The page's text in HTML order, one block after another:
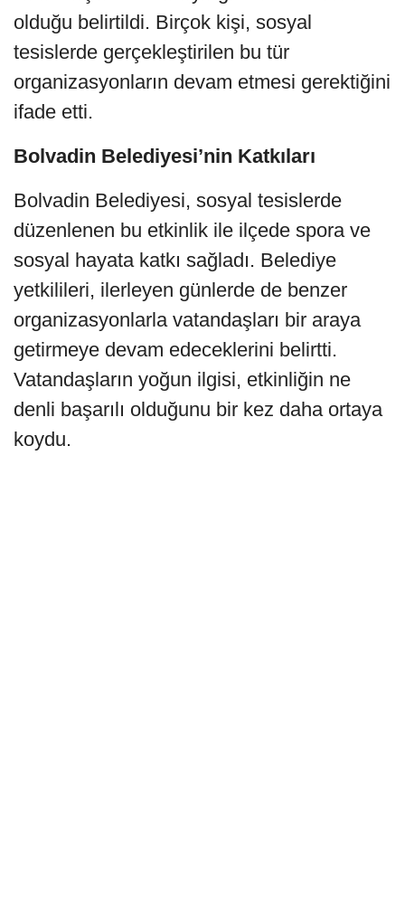
olduğu belirtildi. Birçok kişi, sosyal
tesislerde gerçekleştirilen bu tür
organizasyonların devam etmesi gerektiğini
ifade etti.
Bolvadin Belediyesi’nin Katkıları
Bolvadin Belediyesi, sosyal tesislerde
düzenlenen bu etkinlik ile ilçede spora ve
sosyal hayata katkı sağladı. Belediye
yetkilileri, ilerleyen günlerde de benzer
organizasyonlarla vatandaşları bir araya
getirmeye devam edeceklerini belirtti.
Vatandaşların yoğun ilgisi, etkinliğin ne
denli başarılı olduğunu bir kez daha ortaya
koydu.